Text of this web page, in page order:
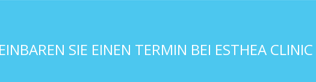
SIE EINEN TERMIN BEI ESTHEA CLINIC